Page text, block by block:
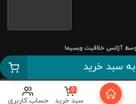
سبد خرید
آژانس خلاقیت وبسیما
متعلق به بانک کتاب مارکا می باشد.
0
سبد خرید حساب کاربری